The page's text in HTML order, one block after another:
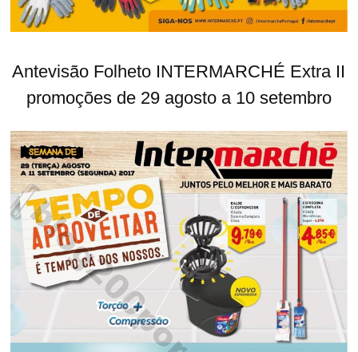
Antevisão Folheto INTERMARCHÉ Extra II
promoções de 29 agosto a 10 setembro